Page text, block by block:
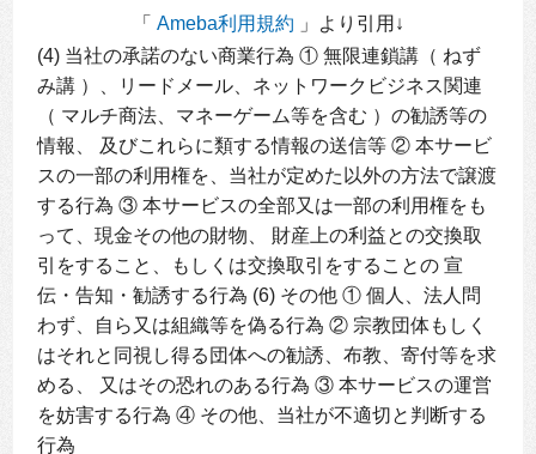
「 Ameba利用規約 」より引用↓
(4) 当社の承諾のない商業行為 ① 無限連鎖講（ ねず
み講 ）、リードメール、ネットワークビジネス関連
（ マルチ商法、マネーゲーム等を含む ）の勧誘等の
情報、 及びこれらに類する情報の送信等 ② 本サービ
スの一部の利用権を、当社が定めた以外の方法で譲渡
する行為 ③ 本サービスの全部又は一部の利用権をも
って、現金その他の財物、 財産上の利益との交換取
引をすること、もしくは交換取引をすることの 宣
伝・告知・勧誘する行為 (6) その他 ① 個人、法人問
わず、自ら又は組織等を偽る行為 ② 宗教団体もしく
はそれと同視し得る団体への勧誘、布教、寄付等を求
める、 又はその恐れのある行為 ③ 本サービスの運営
を妨害する行為 ④ その他、当社が不適切と判断する
行為